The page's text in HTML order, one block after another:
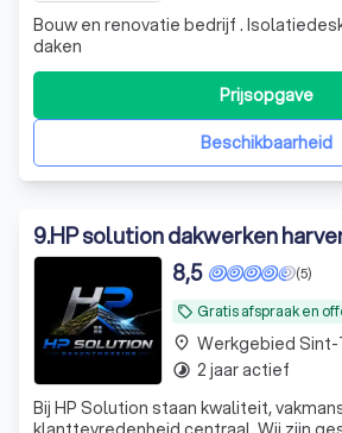
Bouw en renovatie bedrijf .
daken
Beschikbaarheid
Prijsopgave
9.HP solution dakwerken
local_offer Gratis afspraak en
(5)
8,5
Bij HP Solution staan kwaliteit,
place Werkgebied
timelapse 2 jaar actief